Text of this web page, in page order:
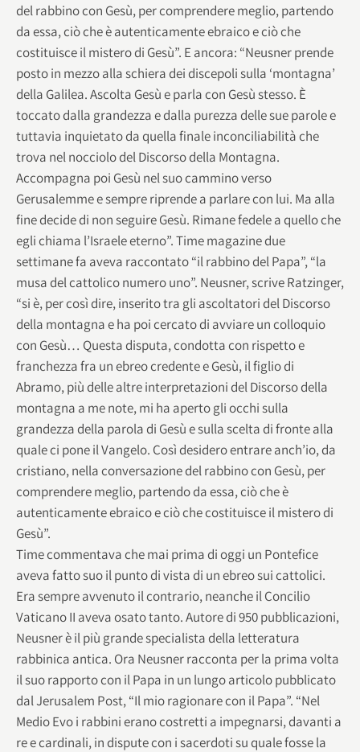
del rabbino con Gesù, per comprendere meglio, partendo
da essa, ciò che è autenticamente ebraico e ciò che
costituisce il mistero di Gesù”. E ancora: “Neusner prende
posto in mezzo alla schiera dei discepoli sulla ‘montagna’
della Galilea. Ascolta Gesù e parla con Gesù stesso. È
toccato dalla grandezza e dalla purezza delle sue parole e
tuttavia inquietato da quella finale inconciliabilità che
trova nel nocciolo del Discorso della Montagna.
Accompagna poi Gesù nel suo cammino verso
Gerusalemme e sempre riprende a parlare con lui. Ma alla
fine decide di non seguire Gesù. Rimane fedele a quello che
egli chiama l’Israele eterno”. Time magazine due
settimane fa aveva raccontato “il rabbino del Papa”, “la
musa del cattolico numero uno”. Neusner, scrive Ratzinger,
“si è, per così dire, inserito tra gli ascoltatori del Discorso
della montagna e ha poi cercato di avviare un colloquio
con Gesù… Questa disputa, condotta con rispetto e
franchezza fra un ebreo credente e Gesù, il figlio di
Abramo, più delle altre interpretazioni del Discorso della
montagna a me note, mi ha aperto gli occhi sulla
grandezza della parola di Gesù e sulla scelta di fronte alla
quale ci pone il Vangelo. Così desidero entrare anch’io, da
cristiano, nella conversazione del rabbino con Gesù, per
comprendere meglio, partendo da essa, ciò che è
autenticamente ebraico e ciò che costituisce il mistero di
Gesù”.
Time commentava che mai prima di oggi un Pontefice
aveva fatto suo il punto di vista di un ebreo sui cattolici.
Era sempre avvenuto il contrario, neanche il Concilio
Vaticano II aveva osato tanto. Autore di 950 pubblicazioni,
Neusner è il più grande specialista della letteratura
rabbinica antica. Ora Neusner racconta per la prima volta
il suo rapporto con il Papa in un lungo articolo pubblicato
dal Jerusalem Post, “Il mio ragionare con il Papa”. “Nel
Medio Evo i rabbini erano costretti a impegnarsi, davanti a
re e cardinali, in dispute con i sacerdoti su quale fosse la